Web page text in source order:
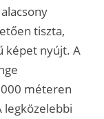
tiszta,
képet nyújt. A
méteren
legközelebbi